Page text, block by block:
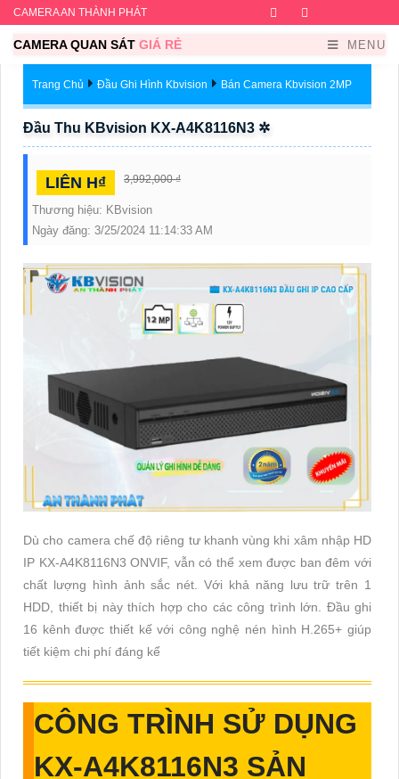
CAMERA AN THÀNH PHÁT Facebook
CAMERA QUAN SÁT GIÁ RẺ MENU
Trang Chủ Đầu Ghi Hình Kbvision Bán Camera Kbvision 2MP
Đầu Thu KBvision KX-A4K8116N3 ✲
LIÊN H₫ 3,992,000 ₫
Thương hiệu: KBvision
Ngày đăng: 3/25/2024 11:14:33 AM
Dù cho camera chế độ riêng tư khanh vùng khi xâm nhập HD
IP KX-A4K8116N3 ONVIF, vẫn có thể xem được ban đêm với
chất lượng hình ảnh sắc nét. Với khả năng lưu trữ trên 1
HDD, thiết bị này thích hợp cho các công trình lớn. Đầu ghi
16 kênh được thiết kế với công nghệ nén hình H.265+ giúp
tiết kiệm chi phí đáng kể
CÔNG TRÌNH SỬ DỤNG
KX-A4K8116N3 SẢN